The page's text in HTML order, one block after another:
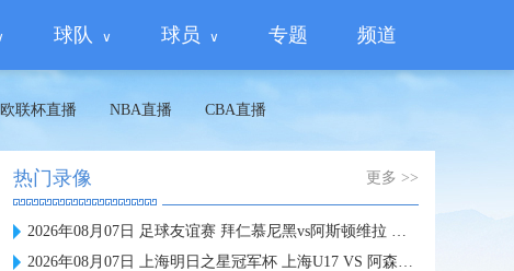
球队 球员 专题 频道
欧联杯直播 NBA直播 CBA直播
热门录像 更多 >>
2026年08月07日 足球友谊赛 拜仁慕尼黑vs阿斯顿维拉 全场录像
2026年08月07日 上海明日之星冠军杯 上海U17 VS 阿森纳U17 全场录像